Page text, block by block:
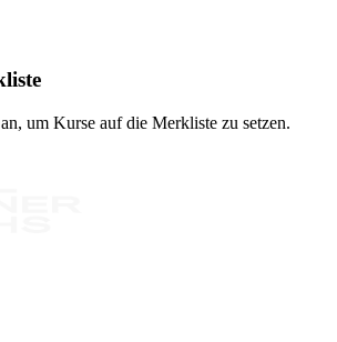
um Kurse auf die Merkliste zu setzen.